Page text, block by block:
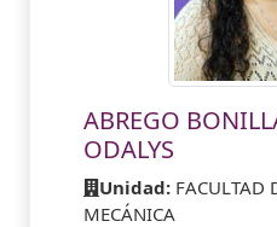
ABREGO
ODALYS
Unidad: FACULTAD
MECÁNICA